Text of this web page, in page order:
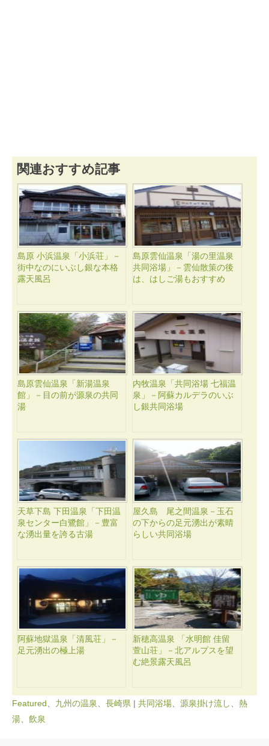
関連おすすめ記事
島原 小浜温泉「小浜荘」－
街中なのにいぶし銀な本格
露天風呂
島原雲仙温泉「湯の里温泉
共同浴場」－雲仙散策の後
は、はしご湯もおすすめ
島原雲仙温泉「新湯温泉
館」－目の前が源泉の共同
湯
内牧温泉「共同浴場 七福温
泉」－阿蘇カルデラのいぶ
し銀共同浴場
天草下島 下田温泉「下田温
泉センター白鷺館」－豊富
な湧出量を誇る古湯
屋久島 尾之間温泉－玉石
の下からの足元湧出が素晴
らしい共同浴場
阿蘇地獄温泉「清風荘」－
足元湧出の極上湯
新穂高温泉 「水明館 佳留
萱山荘」－北アルプスを望
む絶景露天風呂
Featured 九州の温泉 長崎県 | 共同浴場 源泉掛け流し
熱
湯
飲泉